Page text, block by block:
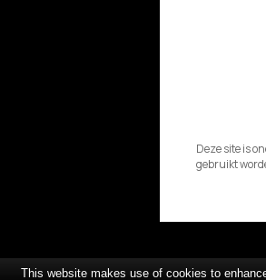
Deze site is
gebruikt
This website makes use of cookies to